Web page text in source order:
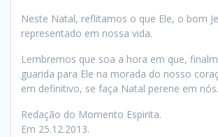
Neste Natal, reflitamos o que Ele, o bom
representado em nossa vida.
Lembremos que soa a hora em que,
guarida para Ele na morada do nosso
em definitivo, se faça Natal perene em nós.
Redação do Momento Espirita.
Em 25.12.2013.